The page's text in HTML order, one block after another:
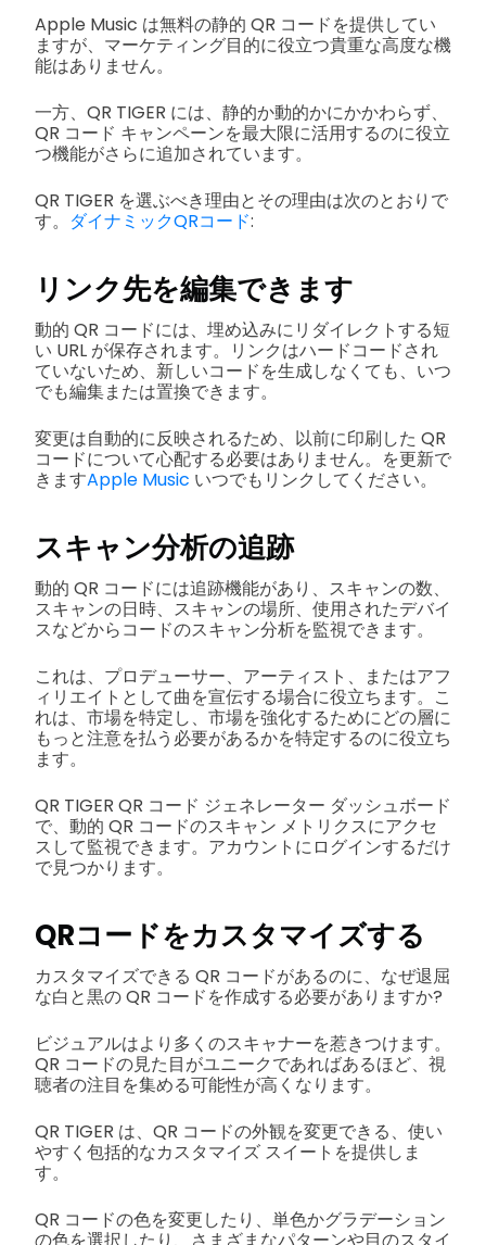
Apple Music は無料の静的 QR コードを提供してい
ますが、マーケティング目的に役立つ貴重な高度な機
能はありません。
一方、QR TIGER には、静的か動的かにかかわらず、
QR コード キャンペーンを最大限に活用するのに役立
つ機能がさらに追加されています。
QR TIGER を選ぶべき理由とその理由は次のとおりで
す。 ダイナミックQRコード:
リンク先を編集できます
動的 QR コードには、埋め込みにリダイレクトする短
い URL が保存されます。リンクはハードコードされ
ていないため、新しいコードを生成しなくても、いつ
でも編集または置換できます。
変更は自動的に反映されるため、以前に印刷した QR
コードについて心配する必要はありません。を更新で
きますApple Music いつでもリンクしてください。
スキャン分析の追跡
動的 QR コードには追跡機能があり、スキャンの数、
スキャンの日時、スキャンの場所、使用されたデバイ
スなどからコードのスキャン分析を監視できます。
これは、プロデューサー、アーティスト、またはアフ
ィリエイトとして曲を宣伝する場合に役立ちます。こ
れは、市場を特定し、市場を強化するためにどの層に
もっと注意を払う必要があるかを特定するのに役立ち
ます。
QR TIGER QR コード ジェネレーター ダッシュボード
で、動的 QR コードのスキャン メトリクスにアクセ
スして監視できます。アカウントにログインするだけ
で見つかります。
QRコードをカスタマイズする
カスタマイズできる QR コードがあるのに、なぜ退屈
な白と黒の QR コードを作成する必要がありますか?
ビジュアルはより多くのスキャナーを惹きつけます。
QR コードの見た目がユニークであればあるほど、視
聴者の注目を集める可能性が高くなります。
QR TIGER は、QR コードの外観を変更できる、使い
やすく包括的なカスタマイズ スイートを提供しま
す。
QR コードの色を変更したり、単色かグラデーション